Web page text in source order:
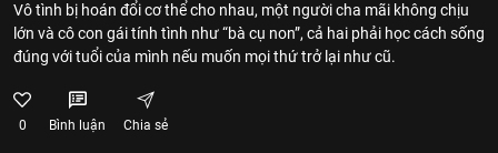
Vô tình bị hoán đổi cơ thể cho nhau, một người cha mãi không chịu
lớn và cô con gái tính tình như “bà cụ non”, cả hai phải học cách sống
đúng với tuổi của mình nếu muốn mọi thứ trở lại như cũ.
0 Bình luận Chia sẻ